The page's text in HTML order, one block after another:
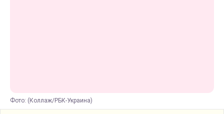
Фото: (Коллаж/РБК-Украина)